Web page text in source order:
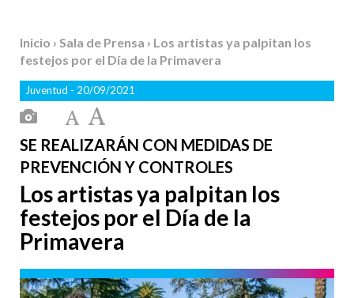
Inicio › Sala de Prensa › Los artistas ya palpitan los
festejos por el Día de la Primavera
Juventud - 20/09/2021
SE REALIZARÁN CON MEDIDAS DE
PREVENCIÓN Y CONTROLES
Los artistas ya palpitan los
festejos por el Día de la
Primavera